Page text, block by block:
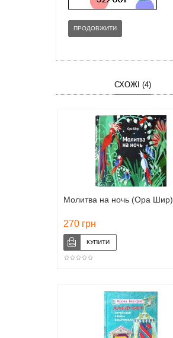
ПРОДОВЖИТИ
СХОЖІ (4)
Молитва на ночь (Ора Шир)
270 грн